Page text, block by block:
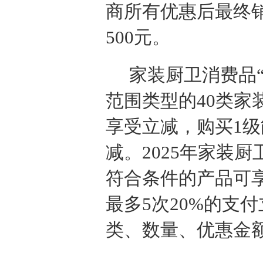
商所有优惠后最终
500元。
家装厨卫消费品
范围类型的40类家
享受立减，购买1
减。2025年家装厨
符合条件的产品可
最多5次20%的支
类、数量、优惠金